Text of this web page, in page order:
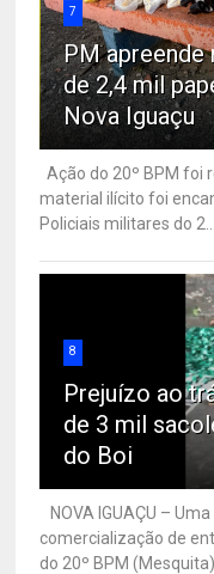
7
PM apreende
de 2,4 mil
Nova Iguaçu
Ação do 20º BPM foi
material ilícito foi
Policiais militares do 2...
8
Prejuízo ao
de 3 mil
do Boi
NOVA IGUAÇU –
comercialização de
do 20º BPM (Mesquita)